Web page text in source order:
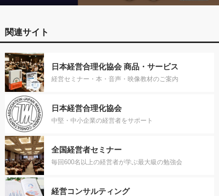
関連サイト
日本経営合理化協会 商品・サービス
経営セミナー・本・音声・映像教材のご案内
日本経営合理化協会
中堅・中小企業の経営者をサポート
全国経営者セミナー
毎回600名以上の経営者が学ぶ最大級の勉強会
経営コンサルティング